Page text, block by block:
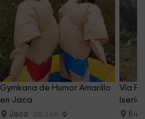
Gymkana de Humor Amarillo
en Jaca
Jaca 26.3 km
Vía